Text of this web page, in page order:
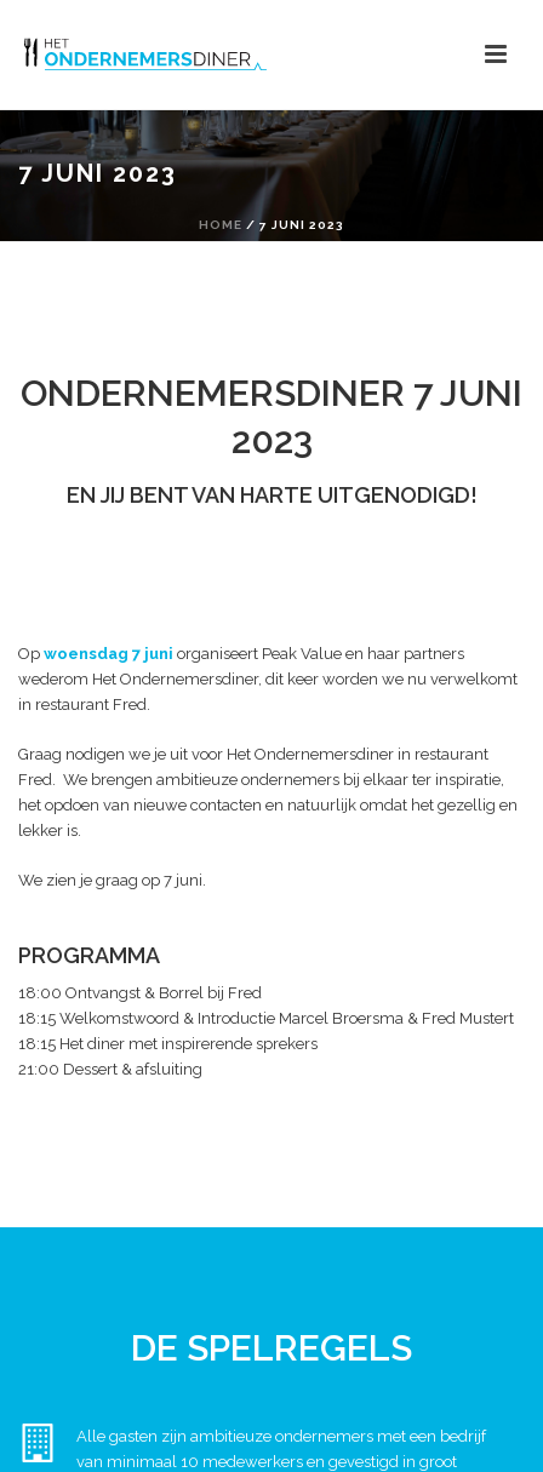
7 JUNI 2023
HOME / 7 JUNI 2023
ONDERNEMERSDINER 7 JUNI
2023
EN JIJ BENT VAN HARTE UITGENODIGD!
Op woensdag 7 juni organiseert Peak Value en haar partners
wederom Het Ondernemersdiner, dit keer worden we nu verwelkomt
in restaurant Fred.
Graag nodigen we je uit voor Het Ondernemersdiner in restaurant
Fred. We brengen ambitieuze ondernemers bij elkaar ter inspiratie,
het opdoen van nieuwe contacten en natuurlijk omdat het gezellig en
lekker is.
We zien je graag op 7 juni.
PROGRAMMA
18:00 Ontvangst & Borrel bij Fred
18:15 Welkomstwoord & Introductie Marcel Broersma & Fred Mustert
18:15 Het diner met inspirerende sprekers
21:00 Dessert & afsluiting
DE SPELREGELS
Alle gasten zijn ambitieuze ondernemers met een bedrijf
van minimaal 10 medewerkers en gevestigd in groot